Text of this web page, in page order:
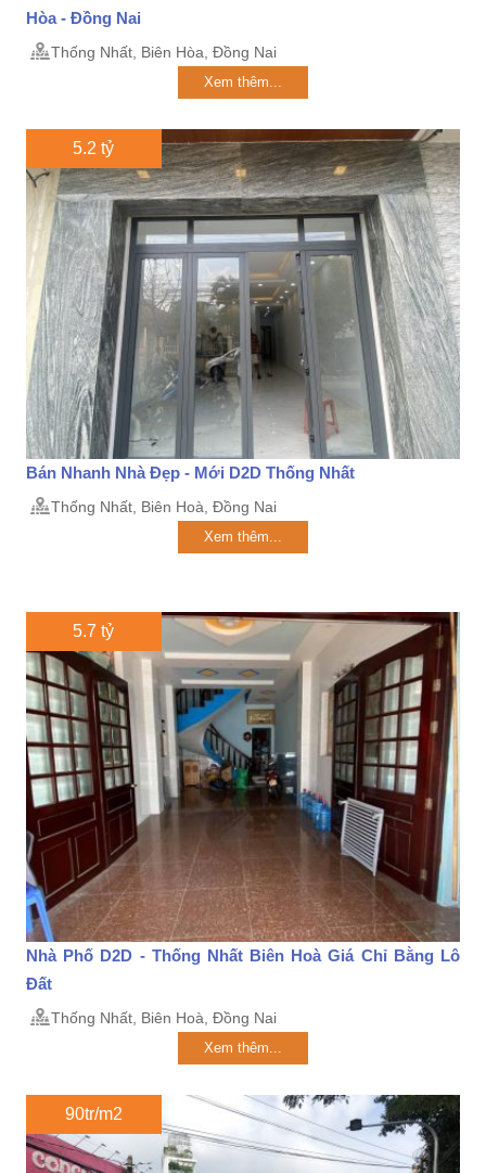
Hòa - Đồng Nai
Thống Nhất, Biên Hòa, Đồng Nai
Xem thêm...
5.2 tỷ
Bán Nhanh Nhà Đẹp - Mới D2D Thống Nhất
Thống Nhất, Biên Hoà, Đồng Nai
Xem thêm...
5.7 tỷ
Nhà Phố D2D - Thống Nhất Biên Hoà Giá Chỉ Bằng Lô
Đất
Thống Nhất, Biên Hoà, Đồng Nai
Xem thêm...
90tr/m2